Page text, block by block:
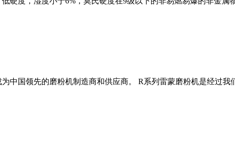
中国领先的磨粉机制造商和供应商。 R系列雷蒙磨粉机是经过